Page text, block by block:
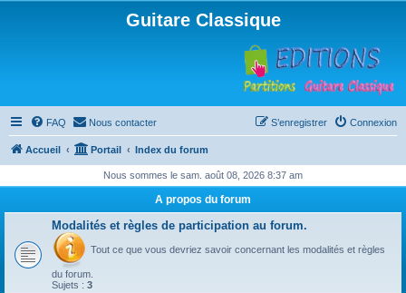
Guitare Classique
FAQ Nous contacter Connexion
S’enregistrer
Accueil Portail Index du forum
Nous sommes le sam. août 08, 2026 8:37 am
A propos du forum
Modalités et règles de participation au forum.
Tout ce que vous devriez savoir concernant les modalités et règles
du forum.
Sujets : 3